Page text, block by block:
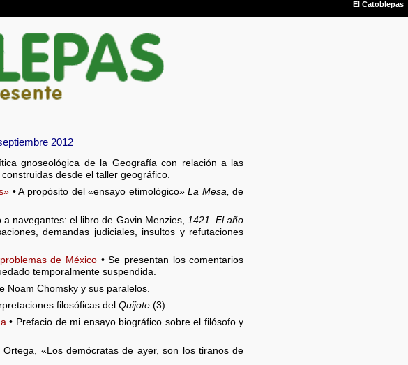
2012
gnoseológica de la Geografía con relación a las
desde el taller geográfico.
• A propósito del «ensayo etimológico»La Mesa, de
a navegantes: el libro de Gavin Menzies,
1421. El año
demandas judiciales, insultos y refutaciones
de México • Se presentan los comentarios
temporalmente suspendida.
Noam Chomsky y sus paralelos.
filosóficas del Quijote (3).
• Prefacio de mi ensayo biográfico sobre el filósofo y
Ortega, «Los demócratas de ayer, son los tiranos de